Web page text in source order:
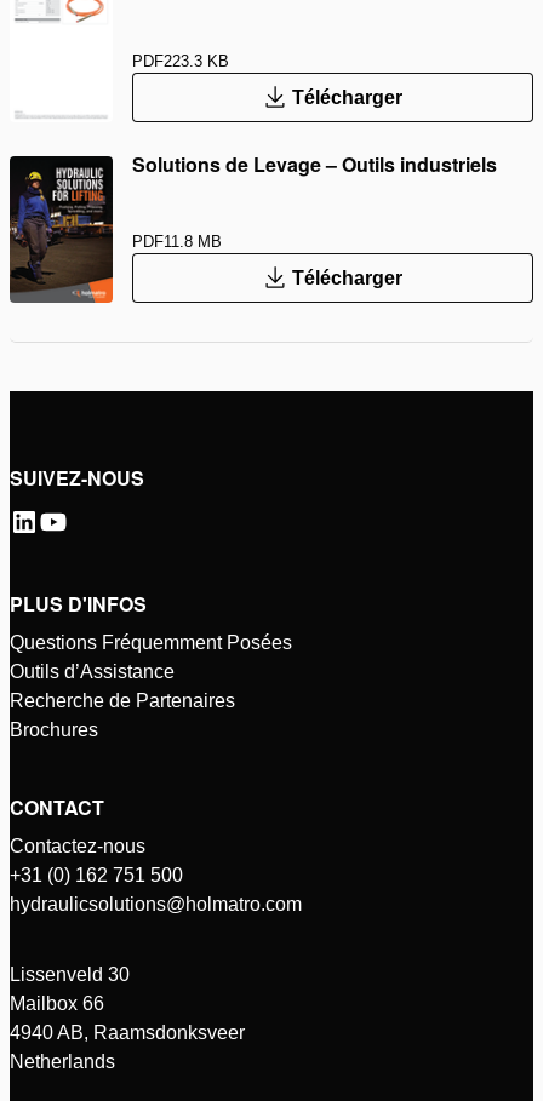
PDF223.3 KB
Télécharger
Solutions de Levage – Outils industriels
PDF11.8 MB
Télécharger
SUIVEZ-NOUS
PLUS D'INFOS
Questions Fréquemment Posées
Outils d’Assistance
Recherche de Partenaires
Brochures
CONTACT
Contactez-nous
+31 (0) 162 751 500
hydraulicsolutions@holmatro.com
Lissenveld 30
Mailbox 66
4940 AB, Raamsdonksveer
Netherlands